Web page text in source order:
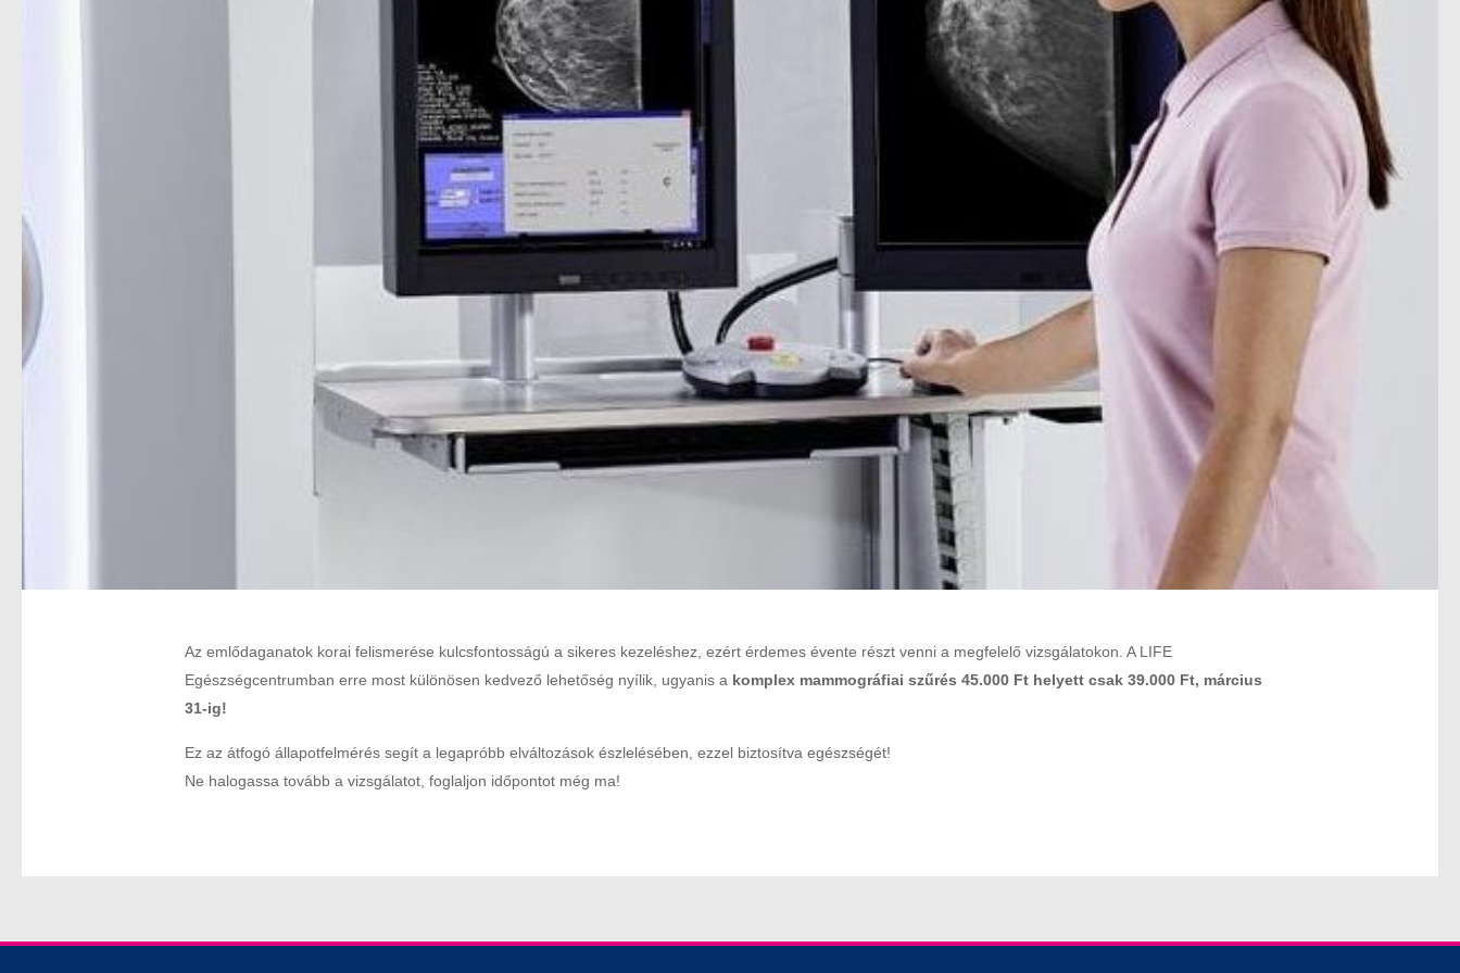
Az emlődaganatok korai felismerése kulcsfontosságú a sikeres kezeléshez, ezért érdemes évente részt venni a megfelelő vizsgálatokon. A LIFE
Egészségcentrumban erre most különösen kedvező lehetőség nyílik, ugyanis a komplex mammográfiai szűrés 45.000 Ft helyett csak 39.000 Ft, március
31-ig!
Ez az átfogó állapotfelmérés segít a legapróbb elváltozások észlelésében, ezzel biztosítva egészségét!
Ne halogassa tovább a vizsgálatot, foglaljon időpontot még ma!